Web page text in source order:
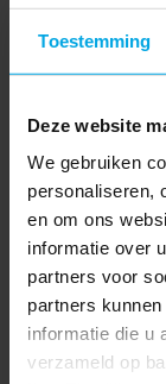
Toestemming
Deze website
We gebruiken
personaliseren,
en om ons
informatie over
partners voor
partners
informatie die u
verzameld op